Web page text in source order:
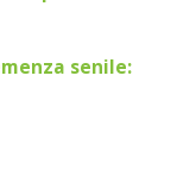
senile: